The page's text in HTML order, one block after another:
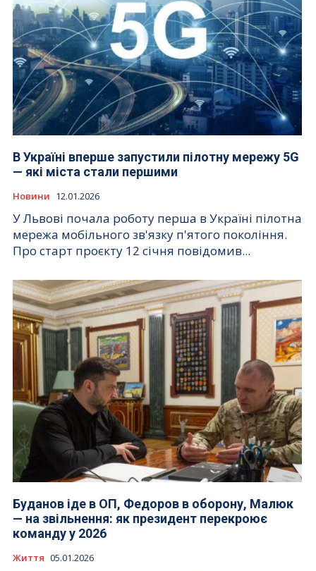
В Україні вперше запустили пілотну мережу 5G
— які міста стали першими
Новини 12.01.2026
У Львові почала роботу перша в Україні пілотна
мережа мобільного зв'язку п'ятого покоління.
Про старт проєкту 12 січня повідомив...
Буданов іде в ОП, Федоров в оборону, Малюк
— на звільнення: як президент перекроює
команду у 2026
Життя 05.01.2026